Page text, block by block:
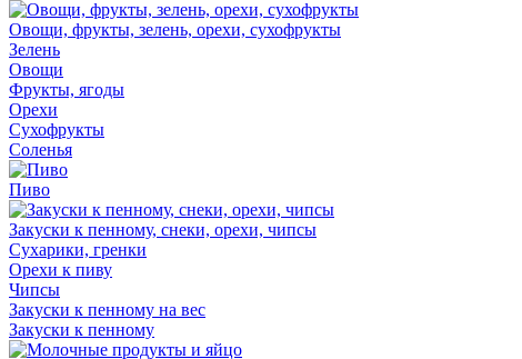
Овощи, фрукты, зелень, орехи, сухофрукты
Зелень
Овощи
Фрукты, ягоды
Орехи
Сухофрукты
Соленья
Пиво
Закуски к пенному, снеки, орехи, чипсы
Сухарики, гренки
Орехи к пиву
Чипсы
Закуски к пенному на вес
Закуски к пенному